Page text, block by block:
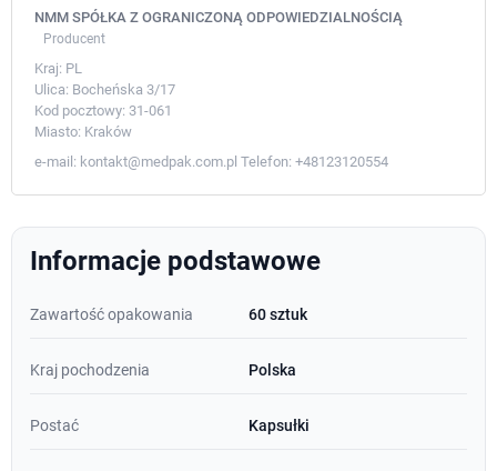
NMM SPÓŁKA Z OGRANICZONĄ ODPOWIEDZIALNOŚCIĄ
Producent
Kraj: PL
Ulica: Bocheńska 3/17
Kod pocztowy: 31-061
Miasto: Kraków
e-mail: kontakt@medpak.com.pl Telefon: +48123120554
Informacje podstawowe
Zawartość opakowania 60 sztuk
Kraj pochodzenia Polska
Postać Kapsułki